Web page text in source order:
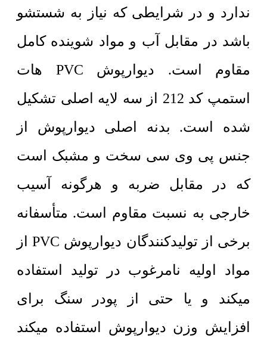
ندارد و در شرایطی که نیاز به شستشو
باشد در مقابل آب و مواد شوینده کامل
مقاوم است. دیوارپوش PVC هات
استمپ کد 212 از سه لایه اصلی تشکیل
شده است. بدنه اصلی دیوارپوش از
جنس پی وی سی سخت و مشبک است
که در مقابل ضربه و هرگونه آسیب
خارجی به نسبت مقاوم است. متأسفانه
برخی از تولیدکنندگان دیوارپوش PVC از
مواد اولیه نامرغوب در تولید استفاده
میکند و یا حتی از پودر سنگ برای
افزایش وزن دیوارپوش استفاده میکند